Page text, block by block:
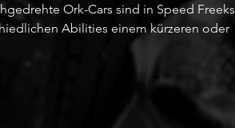
Ork-Cars sind in Speed Freeks
Abilities einem kürzeren oder